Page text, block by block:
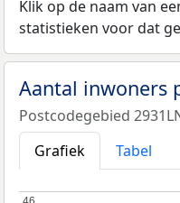
Klik op de naam van
statistieken voor dat
Aantal inwoners
Postcodegebied
Grafiek
Tabel